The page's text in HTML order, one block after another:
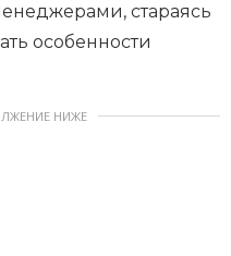
стараясь
особенности
НИЖЕ